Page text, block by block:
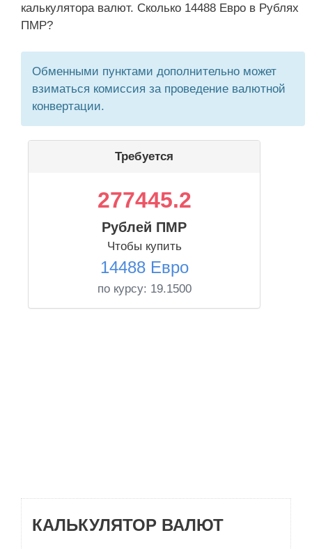
калькулятора валют. Сколько 14488 Евро в Рублях
ПМР?
Обменными пунктами дополнительно может
взиматься комиссия за проведение валютной
конвертации.
Требуется
277445.2
Рублей ПМР
Чтобы купить
14488 Евро
по курсу: 19.1500
КАЛЬКУЛЯТОР ВАЛЮТ